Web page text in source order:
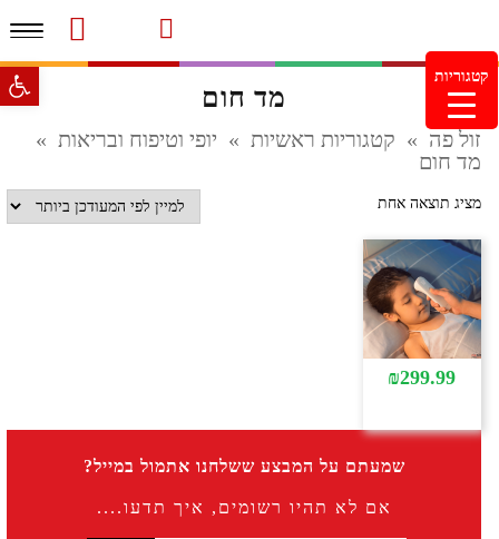
מוצרים חדשים
צור קשר מעקב הזמנות
מינימום הזמנה 99.99 ש"ח – משלוח חינם ברכישה מעל
מד חום
זול פה » קטגוריות ראשיות » יופי וטיפוח ובריאות »
מד חום
מציג תוצאה אחת
₪299.99
שמעתם על המבצע ששלחנו אתמול במייל?
אם לא תהיו רשומים, איך תדעו....
קטגוריות פתח